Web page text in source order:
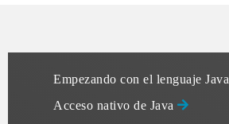
Empezando con el lenguaje Java
Acceso nativo de Java